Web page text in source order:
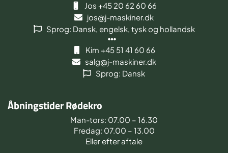
Jos +45 20 62 60 66
jos@j-maskiner.dk
Sprog: Dansk, engelsk, tysk og hollandsk
Kim +45 51 41 60 66
salg@j-maskiner.dk
Sprog: Dansk
Åbningstider Rødekro
Man-tors: 07.00 – 16.30
Fredag: 07.00 – 13.00
Eller efter aftale